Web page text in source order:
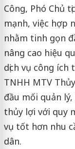
Công, Phó Chủ
mạnh, việc hợp
nhằm tinh gọn
nâng cao hiệu
dịch vụ công ích
TNHH MTV
đầu mối quản
thủy lợi với quy
vụ tốt hơn nhu
dân.